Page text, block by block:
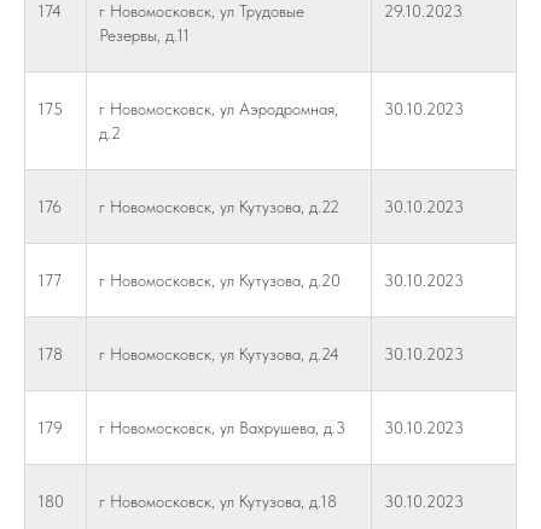
174
г Новомосковск, ул Трудовые
Резервы, д.11
29.10.2023
175
г Новомосковск, ул Аэродромная,
д.2
30.10.2023
176 г Новомосковск, ул Кутузова, д.22 30.10.2023
177 г Новомосковск, ул Кутузова, д.20 30.10.2023
178 г Новомосковск, ул Кутузова, д.24 30.10.2023
179 г Новомосковск, ул Вахрушева, д.3 30.10.2023
180 г Новомосковск, ул Кутузова, д.18 30.10.2023